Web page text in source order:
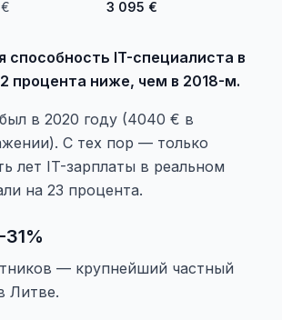
3 095 €
способность IT-специалиста в
процента ниже, чем в 2018-м.
в 2020 году (4040 € в
С тех пор — только
лет IT-зарплаты в реальном
на 23 процента.
— крупнейший частный
Литве.